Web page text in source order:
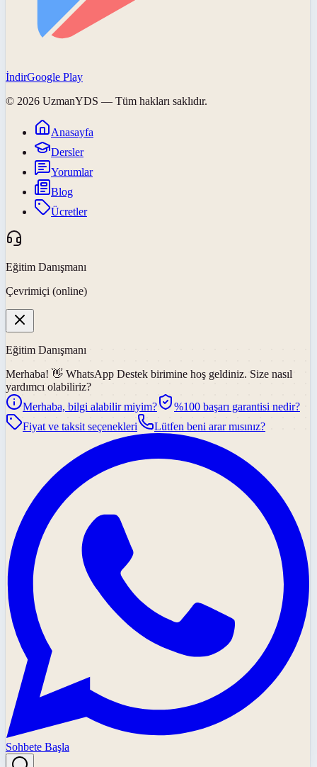
İndirGoogle Play
© 2026 UzmanYDS — Tüm hakları saklıdır.
Anasayfa
Dersler
Yorumlar
Blog
Ücretler
Eğitim Danışmanı
Çevrimiçi (online)
Eğitim Danışmanı
Merhaba! 👋 WhatsApp Destek birimine hoş geldiniz. Size nasıl
yardımcı olabiliriz?
Merhaba, bilgi alabilir miyim?
%100 başarı garantisi nedir?
Fiyat ve taksit seçenekleri
Lütfen beni arar mısınız?
Sohbete Başla